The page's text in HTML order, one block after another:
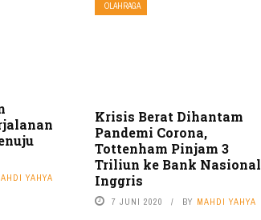
YAHYA
OLAHRAGA
Krisis Berat Dihantam
Pandemi Corona,
Tottenham Pinjam 3
Triliun ke Bank Nasional
Inggris
7 JUNI 2020 BY MAHDI YAHYA